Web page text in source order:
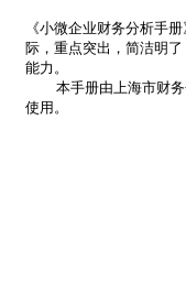
《小微企业财务分析手
际，重点突出，简洁明
能力。
本手册由上海市财务
使用。